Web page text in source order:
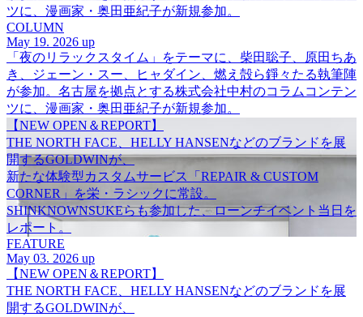
ツに、漫画家・奥田亜紀子が新規参加。
COLUMN
May 19. 2026 up
「夜のリラックスタイム」をテーマに、柴田聡子、原田ちあ
き、ジェーン・スー、ヒャダイン、燃え殻ら錚々たる執筆陣
が参加。名古屋を拠点とする株式会社中村のコラムコンテン
ツに、漫画家・奥田亜紀子が新規参加。
【NEW OPEN＆REPORT】
THE NORTH FACE、HELLY HANSENなどのブランドを展
開するGOLDWINが、
新たな体験型カスタムサービス「REPAIR & CUSTOM
CORNER」を栄・ラシックに常設。
SHINKNOWNSUKEらも参加した、ローンチイベント当日を
レポート。
FEATURE
May 03. 2026 up
【NEW OPEN＆REPORT】
THE NORTH FACE、HELLY HANSENなどのブランドを展
開するGOLDWINが、